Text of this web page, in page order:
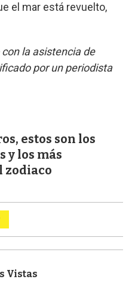
el mar está revuelto,
la asistencia de
por un periodista
estos son los
y los más
zodiaco
Vistas